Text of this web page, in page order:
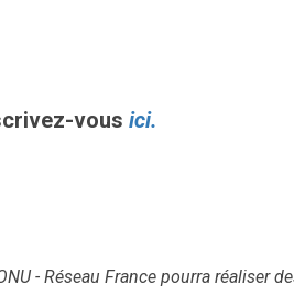
vous ici.
- Réseau France pourra réaliser